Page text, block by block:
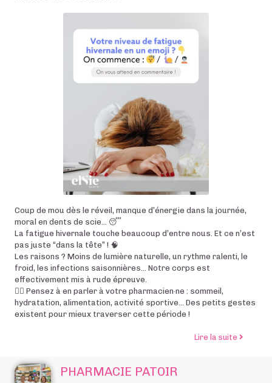
Coup de mou dès le réveil, manque d’énergie dans la journée,
moral en dents de scie… 😴
La fatigue hivernale touche beaucoup d’entre nous. Et ce n’est
pas juste “dans la tête” ! 🧠
Les raisons ? Moins de lumière naturelle, un rythme ralenti, le
froid, les infections saisonnières… Notre corps est
effectivement mis à rude épreuve.
🧑‍⚕️ Pensez à en parler à votre pharmacien·ne : sommeil,
hydratation, alimentation, activité sportive… Des petits gestes
existent pour mieux traverser cette période !
Lire la suite de
PHARMACIE PATOIR